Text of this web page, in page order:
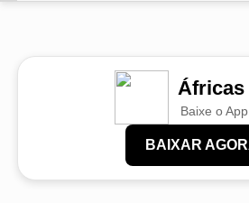
Áfricas
Baixe o
BAIXAR